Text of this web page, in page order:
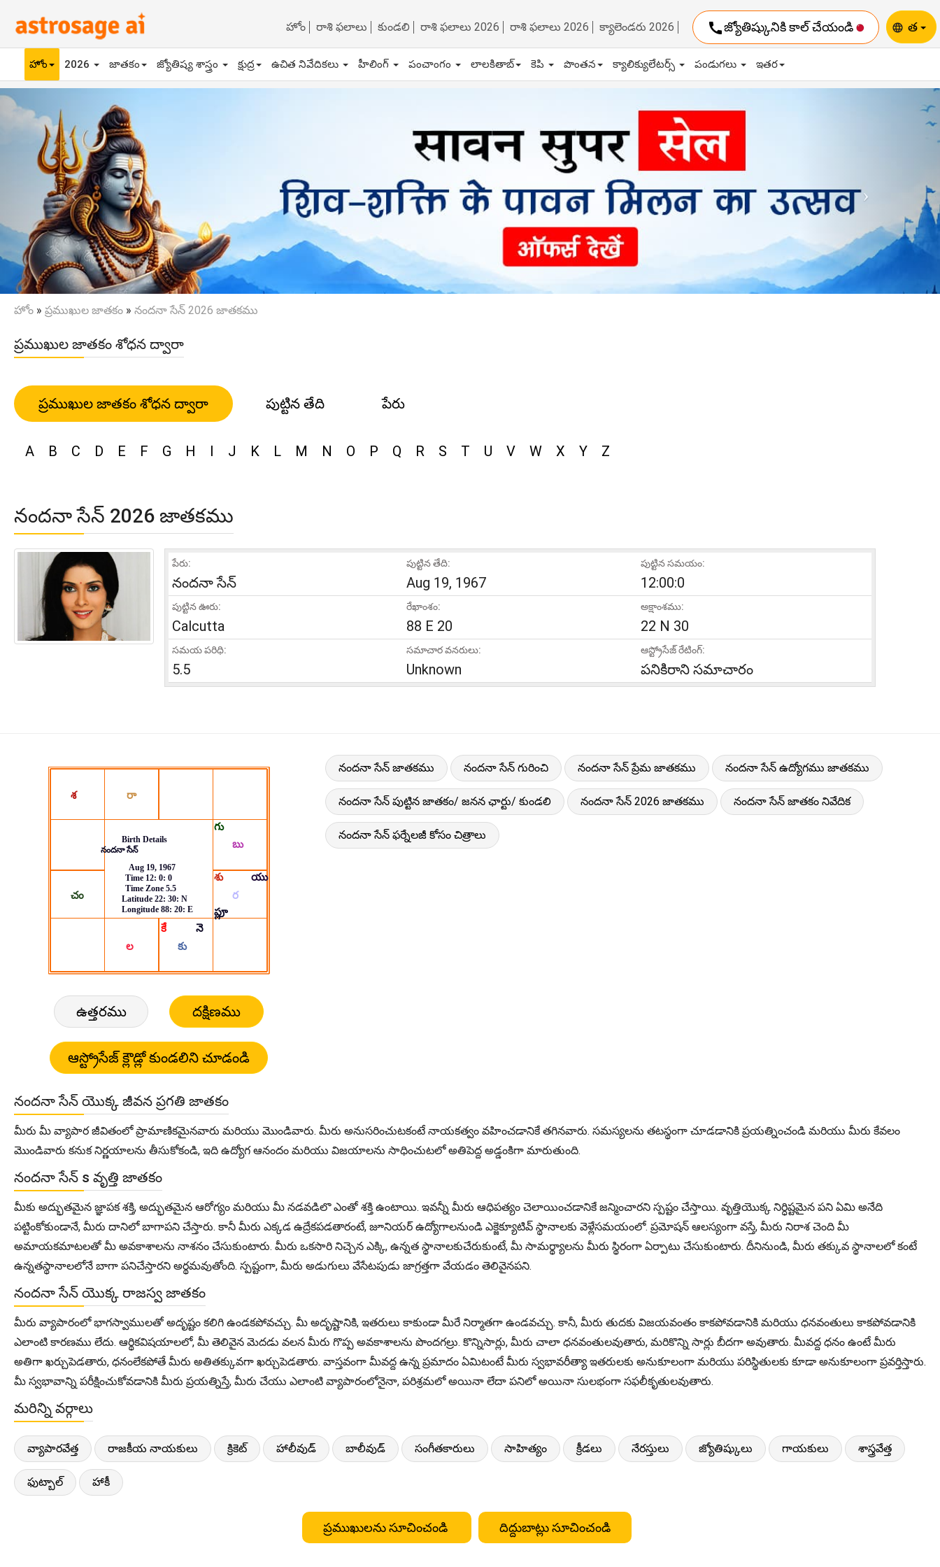
హోం రాశి ఫలాలు కుండలి రాశి ఫలాలు 2026 రాశి ఫలాలు 2026 క్యాలెండరు 2026 callజ్యోతిష్కునికి కాల్ చేయండి language త
హోం 2026 జాతకం జ్యోతిష్య శాస్త్రం క్షుద్ర ఉచిత నివేదికలు హీలింగ్ పంచాంగం లాలకితాబ్ కెపి పొంతన క్యాలిక్యులేటర్స్ పండుగలు ఇతర
Previous
హోం » ప్రముఖుల జాతకం » నందనా సేన్ 2026 జాతకము
ప్రముఖుల జాతకం శోధన ద్వారా
ప్రముఖుల జాతకం శోధన ద్వారా పుట్టిన తేది పేరు
A B C D E F G H I J K L M N O P Q R S T U V W X Y Z
నందనా సేన్ 2026 జాతకము
పేరు:
నందనా సేన్
పుట్టిన తేది:
Aug 19, 1967
పుట్టిన సమయం:
12:00:0
పుట్టిన ఊరు:
Calcutta
రేఖాంశం:
88 E 20
అక్షాంశము:
22 N 30
సమయ పరిధి:
5.5
సమాచార వనరులు:
Unknown
ఆస్ట్రోసేజ్ రేటింగ్:
పనికిరాని సమాచారం
ఉత్తరము దక్షిణము
నందనా సేన్ జాతకము నందనా సేన్ గురించి నందనా సేన్ ప్రేమ జాతకము నందనా సేన్ ఉద్యోగము జాతకము
నందనా సేన్ పుట్టిన జాతకం/ జనన ఛార్టు/ కుండలి నందనా సేన్ 2026 జాతకము నందనా సేన్ జాతకం నివేదిక
నందనా సేన్ ఫర్నేలజీ కోసం చిత్రాలు
నందనా సేన్ యొక్క జీవన ప్రగతి జాతకం
మీరు మీ వ్యాపార జీవితంలో ప్రామాణికమైనవారు మరియు మొండివారు. మీరు అనుసరించుటకంటే నాయకత్వం వహించడానికే తగినవారు. సమస్యలను తటస్థంగా చూడడానికి ప్రయత్నించండి మరియు మీరు కేవలం
మొండివారు కనుక నిర్ణయాలను తీసుకోకండి, ఇది ఉద్యోగ ఆనందం మరియు విజయాలను సాధించుటలో అతిపెద్ద అడ్డంకిగా మారుతుంది.
నందనా సేన్ s వృత్తి జాతకం
మీకు అద్భుతమైన జ్ఞాపక శక్తి, అద్భుతమైన ఆరోగ్యం మరియు మీ నడవడిలొ ఎంతో శక్తి ఉంటాయి. ఇవన్నీ మీరు ఆధిపత్యం చెలాయించడానికే జన్మించారని స్పష్టం చేస్తాయి. వృత్తియొక్క నిర్ధిష్టమైన పని ఏమి అనేది
పట్టింకోకుండానే, మీరు దానిలో బాగాపని చేస్తారు. కానీ మీరు ఎక్కడ ఉద్రేకపడతారంటే, జూనియర్ ఉద్యోగాలనుండి ఎక్జెక్యూటివ్ స్థానాలకు వెళ్లేసమయంలో. ప్రమోషన్ ఆలస్యంగా వస్తే, మీరు నిరాశ చెంది మీ
అమాయకమాటలతో మీ అవకాశాలను నాశనం చేసుకుంటారు. మీరు ఒకసారి నిచ్చెన ఎక్కి, ఉన్నత స్థానాలకుచేరుకుంటే, మీ సామర్థ్యాలను మీరు స్థిరంగా ఏర్పాటు చేసుకుంటారు. దీనినుండి, మీరు తక్కువ స్థానాలలో కంటే
ఉన్నతస్థానాలలోనే బాగా పనిచేస్తారని అర్థమవుతోంది. స్పష్టంగా, మీరు అడుగులు వేసేటపుడు జాగ్రత్తగా వేయడం తెలివైనపని.
నందనా సేన్ యొక్క రాజస్వ జాతకం
మీరు వ్యాపారంలో భాగస్వాములతో అదృష్టం కలిగి ఉండకపోవచ్చు. మీ అదృష్టానికి, ఇతరులు కాకుండా మీరే నిర్మాతగా ఉండవచ్చు. కానీ, మీరు తుదకు విజయవంతం కాకపోవడానికి మరియు ధనవంతులు కాకపోవడానికి
ఎలాంటి కారణము లేదు. ఆర్థికవిషయాలలో, మీ తెలివైన మెదడు వలన మీరు గొప్ప అవకాశాలను పొందగల్రు. కొన్నిసార్లు, మీరు చాలా ధనవంతులవుతారు, మరికొన్ని సార్లు బీదగా అవుతారు. మీవద్ద ధనం ఉంటే మీరు
అతిగా ఖర్చుపెడతారు, ధనంలేకపోతే మీరు అతితక్కువగా ఖర్చుపెడతారు. వాస్తవంగా మీవద్ద ఉన్న ప్రమాదం ఏమిటంటే మీరు స్వభావరీత్యా ఇతరులకు అనుకూలంగా మరియు పరిస్థితులకు కూడా అనుకూలంగా ప్రవర్తిస్తారు.
మీ స్వభావాన్ని పరీక్షించుకోవడానికి మీరు ప్రయత్నిస్తే, మీరు చేయు ఎలాంటి వ్యాపారంలోనైనా, పరిశ్రమలో అయినా లేదా పనిలో అయినా సులభంగా సఫలీకృతులవుతారు.
మరిన్ని వర్గాలు
వ్యాపారవేత్త రాజకీయ నాయకులు క్రికెట్ హాలీవుడ్ బాలీవుడ్ సంగీతకారులు సాహిత్యం క్రీడలు నేరస్తులు జ్యోతిష్కులు గాయకులు శాస్త్రవేత్త
ఫుట్బాల్ హాకీ
ప్రముఖులను సూచించండి దిద్దుబాట్లు సూచించండి